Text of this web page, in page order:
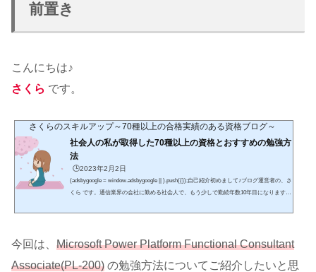
前置き
こんにちは♪
さくら です。
さくらのスキルアップ～70種以上の合格実績のある資格ブログ～
社会人の私が取得した70種以上の資格とおすすめの勉強方
法
🕒️2023年2月2日
(adsbygoogle = window.adsbygoogle || ).push({});自己紹介初めまして♪ブログ運営者の、さ
くら です。通信業界の会社に勤める社会人で、もう少しで勤続年数10年目になります。
は、この先の記事を読んで頂ければ幸いです。2025年の目標としては、英語に力を入
今回は、 Microsoft Power Platform Functional Consultant
Associate(PL-200) の勉強方法についてご紹介したいと思